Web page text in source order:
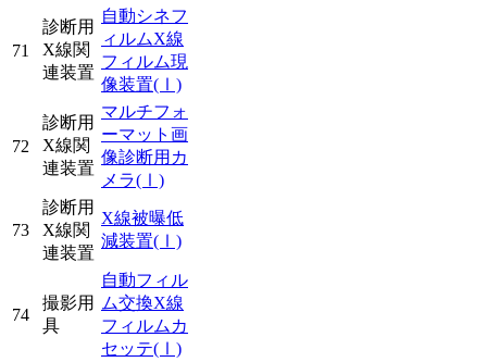
71
診断用
X線関
連装置
自動シネフ
ィルムX線
フィルム現
像装置(Ⅰ)
72
診断用
X線関
連装置
マルチフォ
ーマット画
像診断用カ
メラ(Ⅰ)
73
診断用
X線関
連装置
X線被曝低
減装置(Ⅰ)
74
撮影用
具
自動フィル
ム交換X線
フィルムカ
セッテ(Ⅰ)